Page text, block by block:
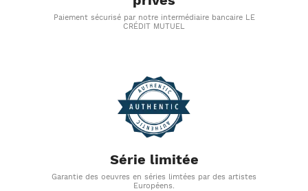
Paiement sécurisé par notre intermédiaire bancaire LE
CRÉDIT MUTUEL
Série limitée
Garantie des oeuvres en séries limtées par des artistes
Européens.